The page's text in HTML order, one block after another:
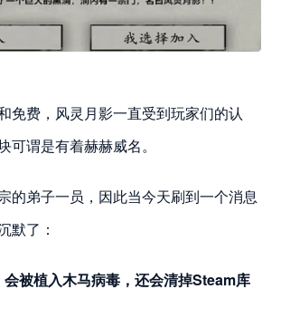
免费，风灵月影一直受到玩家们的认
可谓是有着赫赫威名。
的弟子一员，因此当今天刷到一个消息
默了：
会被植入木马病毒，还会清掉Steam库